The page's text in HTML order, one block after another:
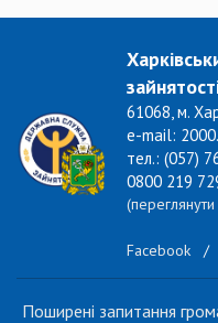
61068, м.
e-mail:
тел.: (057)
0800 219
(переглянути
Facebook /
Поширені запитання